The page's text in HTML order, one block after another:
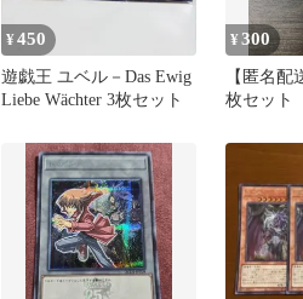
¥450
遊戯王 ユベル－Das Ewig
Liebe Wächter 3枚セット
¥300
【匿名
枚セット